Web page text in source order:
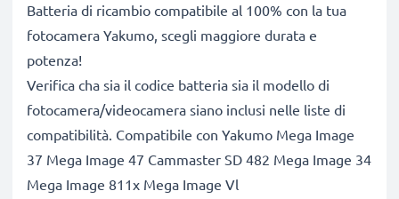
Batteria di ricambio compatibile al 100% con la tua
fotocamera Yakumo, scegli maggiore durata e
potenza!
Verifica cha sia il codice batteria sia il modello di
fotocamera/videocamera siano inclusi nelle liste di
compatibilità. Compatibile con Yakumo Mega Image
37 Mega Image 47 Cammaster SD 482 Mega Image 34
Mega Image 811x Mega Image Vl